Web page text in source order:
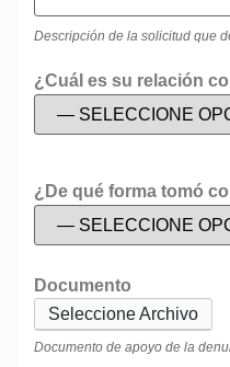
Descripción de la solicitud que
¿Cuál es su relación
¿De qué forma tomó
Documento
Seleccione Archivo
Documento de apoyo de la